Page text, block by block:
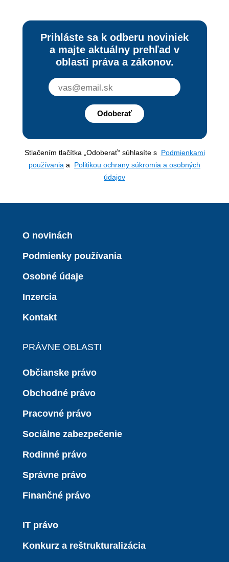
Prihláste sa k odberu noviniek
a majte aktuálny prehľad v
oblasti práva a zákonov.
Odoberať
Stlačením tlačítka „Odoberať“ súhlasíte s Podmienkami
používania a Politikou ochrany súkromia a osobných
údajov
O novinách
Podmienky používania
Osobné údaje
Inzercia
Kontakt
PRÁVNE OBLASTI
Občianske právo
Obchodné právo
Pracovné právo
Sociálne zabezpečenie
Rodinné právo
Správne právo
Finančné právo
IT právo
Konkurz a reštrukturalizácia